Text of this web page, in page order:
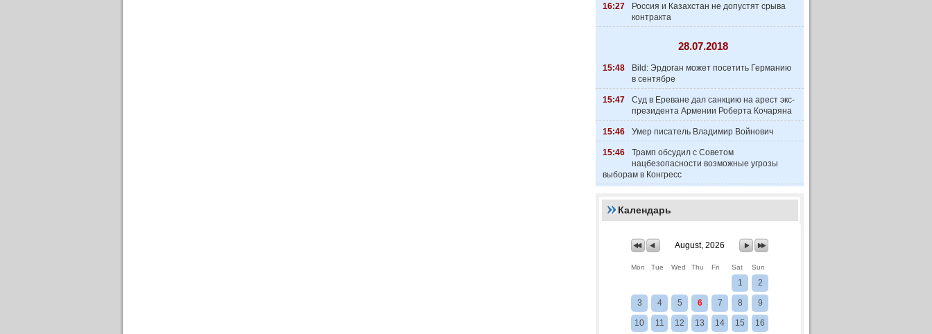
16:27
Россия и Казахстан не допустят срыва
контракта
28.07.2018
15:48
Bild: Эрдоган может посетить Германию
в сентябре
15:47
Суд в Ереване дал санкцию на арест экс-
президента Армении Роберта Кочаряна
15:46 Умер писатель Владимир Войнович
15:46
Трамп обсудил с Советом
нацбезопасности возможные угрозы
выборам в Конгресс
Календарь
August, 2026
Mon Tue Wed Thu Fri Sat Sun
1 2
3 4 5 6 7 8 9
10 11 12 13 14 15 16